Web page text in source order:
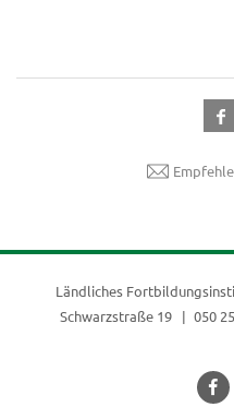
Ländliches
Schwarzstraße 19
050